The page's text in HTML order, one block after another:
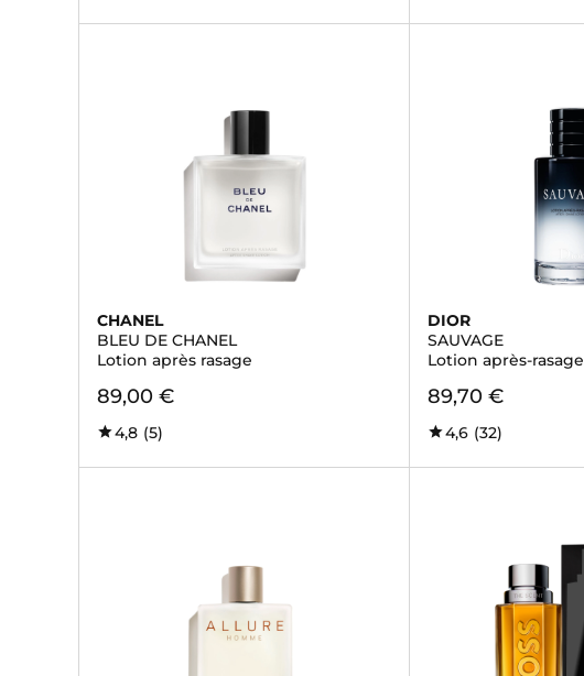
CHANEL
BLEU DE CHANEL
Lotion après rasage
89,00 €
4,8 (5)
DIOR
SAUVAGE
Lotion après-rasage
89,70 €
4,6 (32)